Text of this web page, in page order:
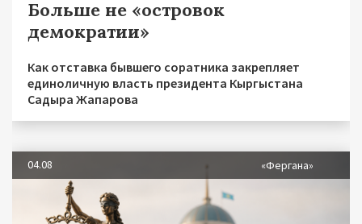
Больше не «островок
демократии»
Как отставка бывшего соратника закрепляет
единоличную власть президента Кыргыстана
Садыра Жапарова
04.08 «Фергана»